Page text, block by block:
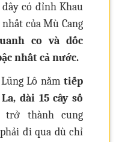
đây có đỉnh Khau
của Mù Cang
co và dốc
nhất cả nước.
Lô nằmtiếp
dài 15 cây số
thành cung
đi qua dù chỉ